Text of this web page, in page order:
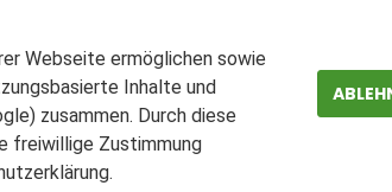
der ersten
und langfristiger Eigentümer von
Webseite ermöglichen sowie
Inhalte und
zusammen. Durch diese
freiwillige Zustimmung